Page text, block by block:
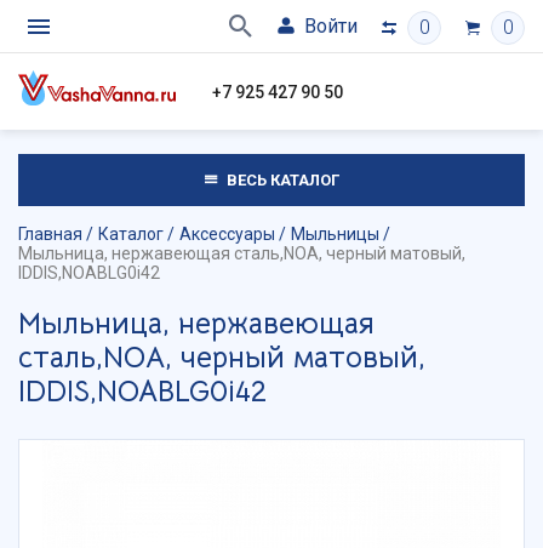
Войти 0 0
+7 925 427 90 50
ВЕСЬ КАТАЛОГ
Главная Каталог Аксессуары
Мыльницы
Мыльница, нержавеющая сталь,NOА, черный матовый,
IDDIS,NOABLG0i42
Мыльница, нержавеющая
сталь,NOА, черный матовый,
IDDIS,NOABLG0i42